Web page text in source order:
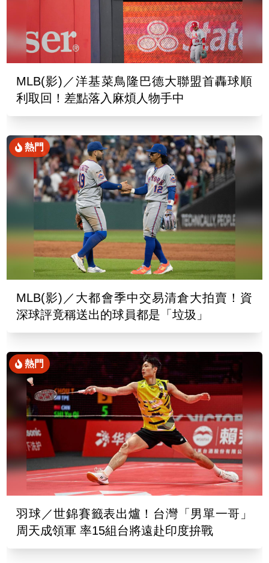
MLB(影)／洋基菜鳥隆巴德大聯盟首轟球順
利取回！差點落入麻煩人物手中
熱門
MLB(影)／大都會季中交易清倉大拍賣！資
深球評竟稱送出的球員都是「垃圾」
熱門
羽球／世錦賽籤表出爐！台灣「男單一哥」
周天成領軍 率15組台將遠赴印度拚戰